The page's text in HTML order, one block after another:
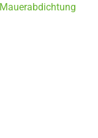
Mauerabdichtung